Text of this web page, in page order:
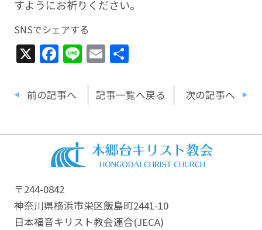
すようにお祈りください。
SNSでシェアする
X Facebook
LineEmail
共
前の記事へ 記事一覧へ戻る 次の記事へ
〒244-0842
神奈川県横浜市栄区飯島町2441-10
日本福音キリスト教会連合​(JECA)